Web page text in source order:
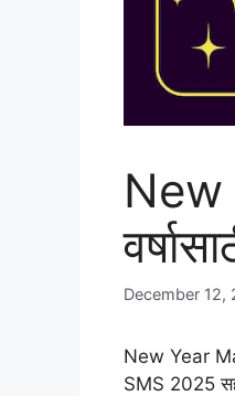
New
December 12,
New Year
SMS 2025 सह